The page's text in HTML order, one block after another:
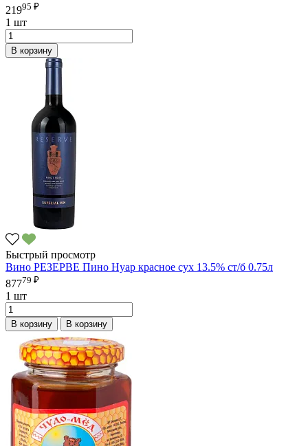
21995 ₽
1 шт
В корзину
Быстрый просмотр
Вино РЕЗЕРВЕ Пино Нуар красное сух 13.5% ст/б 0.75л
87779 ₽
1 шт
В корзину В корзину